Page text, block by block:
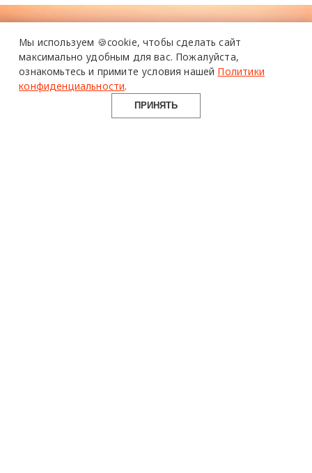
Мы используем 🍪cookie, чтобы сделать сайт
максимально удобным для вас. Пожалуйста,
ознакомьтесь и примите условия нашей Политики
конфиденциальности.
ПРИНЯТЬ